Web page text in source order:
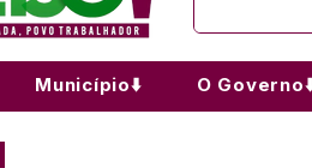
Município⬇️ O